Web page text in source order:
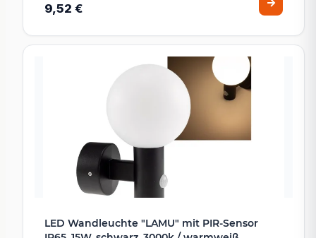
9,52 €
LED Wandleuchte "LAMU" mit PIR-Sensor